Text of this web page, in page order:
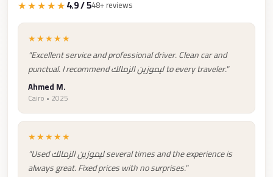
★★★★★4.9 / 548+ reviews
★★★★★
"Excellent service and professional driver. Clean car and
punctual. I recommend ليموزين الزمالك to every traveler."
Ahmed M.
Cairo • 2025
★★★★★
"Used ليموزين الزمالك several times and the experience is
always great. Fixed prices with no surprises."
Cairo
Airport
limousine
airport
limousine
Hurghada
Transfer